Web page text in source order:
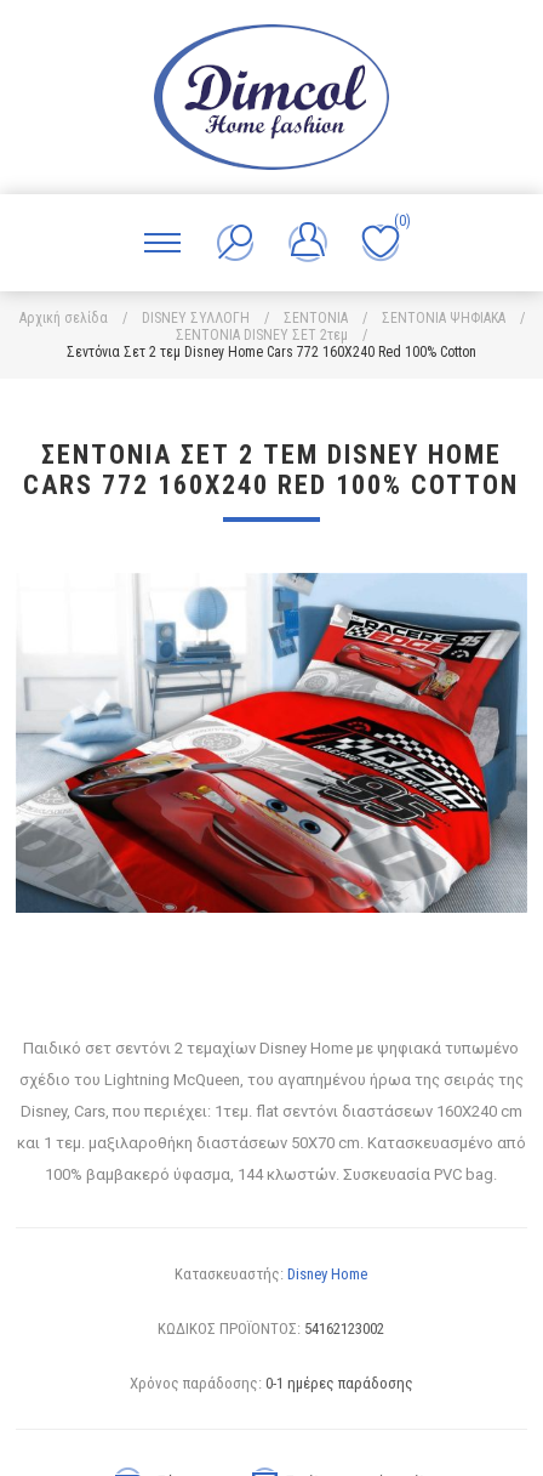
(0)
Αρχική σελίδα / DISNEY ΣΥΛΛΟΓΗ / ΣΕΝΤΟΝΙΑ / ΣΕΝΤΟΝΙΑ ΨΗΦΙΑΚΑ
/
ΣΕΝΤΟΝΙΑ DISNEY ΣΕΤ 2τεμ
/
Σεντόνια Σετ 2 τεμ Disney Home Cars 772 160X240 Red 100% Cotton
ΣΕΝΤΌΝΙΑ ΣΕΤ 2 ΤΕΜ DISNEY HOME
CARS 772 160X240 RED 100% COTTON
Παιδικό σετ σεντόνι 2 τεμαχίων Disney Home με ψηφιακά τυπωμένο
σχέδιο του Lightning McQueen, του αγαπημένου ήρωα της σειράς της
Disney, Cars, που περιέχει: 1τεμ. flat σεντόνι διαστάσεων 160X240 cm
και 1 τεμ. μαξιλαροθήκη διαστάσεων 50X70 cm. Κατασκευασμένο από
100% βαμβακερό ύφασμα, 144 κλωστών. Συσκευασία PVC bag.
Κατασκευαστής: Disney Home
ΚΩΔΙΚΟΣ ΠΡΟΪΟΝΤΟΣ: 54162123002
Χρόνος παράδοσης: 0-1 ημέρες παράδοσης